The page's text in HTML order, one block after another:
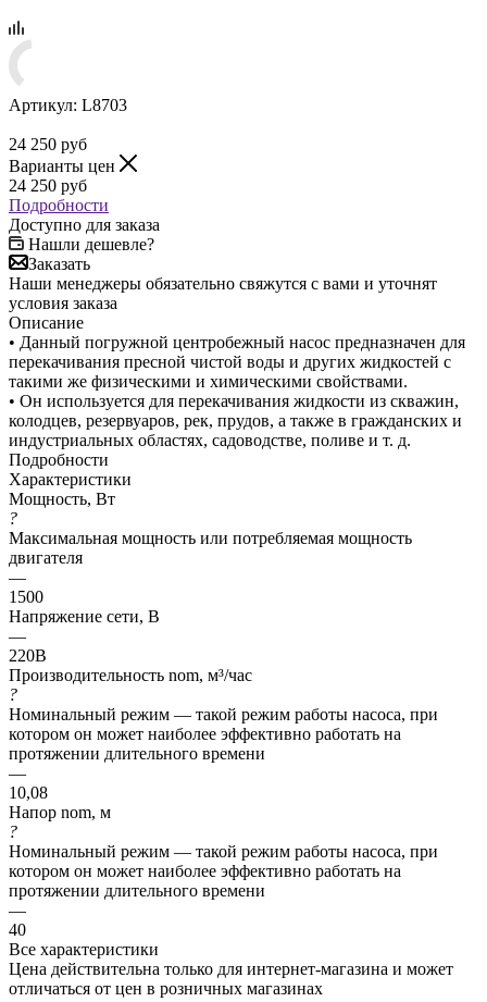
Артикул: L8703
24 250 руб
Варианты цен
24 250 руб
Подробности
Доступно для заказа
Нашли дешевле?
Заказать
Наши менеджеры обязательно свяжутся с вами и уточнят
условия заказа
Описание
• Данный погружной центробежный насос предназначен для
перекачивания пресной чистой воды и других жидкостей с
такими же физическими и химическими свойствами.
• Он используется для перекачивания жидкости из скважин,
колодцев, резервуаров, рек, прудов, а также в гражданских и
индустриальных областях, садоводстве, поливе и т. д.
Подробности
Характеристики
Мощность, Вт
?
Максимальная мощность или потребляемая мощность
двигателя
—
1500
Напряжение сети, В
—
220В
Производительность nom, м³/час
?
Номинальный режим — такой режим работы насоса, при
котором он может наиболее эффективно работать на
протяжении длительного времени
—
10,08
Напор nom, м
?
Номинальный режим — такой режим работы насоса, при
котором он может наиболее эффективно работать на
протяжении длительного времени
—
40
Все характеристики
Цена действительна только для интернет-магазина и может
отличаться от цен в розничных магазинах